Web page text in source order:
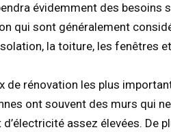
évidemment des besoins
qui sont généralement
la toiture, les fenêtres
de rénovation les plus
ont souvent des murs qui
assez élevées. De